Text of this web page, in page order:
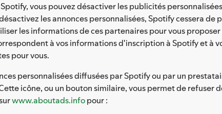
vous pouvez désactiver les publicités
les annonces personnalisées, Spotify cessera
les informations de ces partenaires pour vous
à vos informations d'inscription à Spotify et à
pour vous.
personnalisées diffusées par Spotify ou par un
icône, ou un bouton similaire, vous permet de refuser
www.aboutads.infopour :